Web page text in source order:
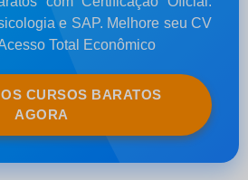
e SAP. Melhore seu CV
Total Econômico
CURSOS BARATOS
AGORA